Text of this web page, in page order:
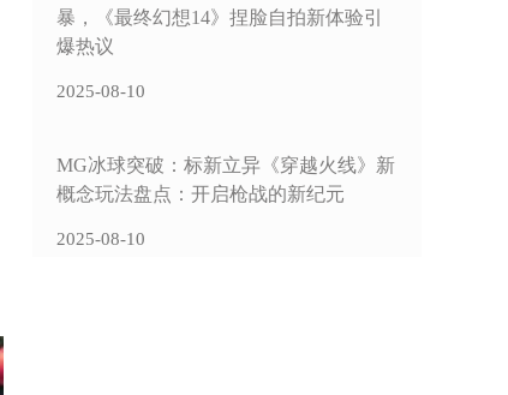
暴，《最终幻想14》捏脸自拍新体验引
爆热议
2025-08-10
MG冰球突破：标新立异《穿越火线》新
概念玩法盘点：开启枪战的新纪元
2025-08-10